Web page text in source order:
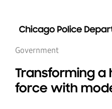
Government
Transforming a
force with